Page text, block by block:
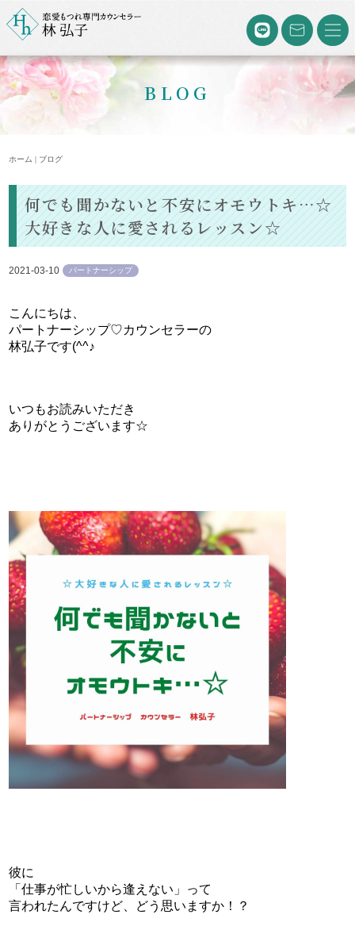
BLOG
ホーム | ブログ
何でも聞かないと不安にオモウトキ…☆
大好きな人に愛されるレッスン☆
2021-03-10 パートナーシップ
こんにちは、
パートナーシップ♡カウンセラーの
林弘子です(^^♪
いつもお読みいただき
ありがとうございます☆
彼に
「仕事が忙しいから逢えない」って
言われたんですけど、どう思いますか！？